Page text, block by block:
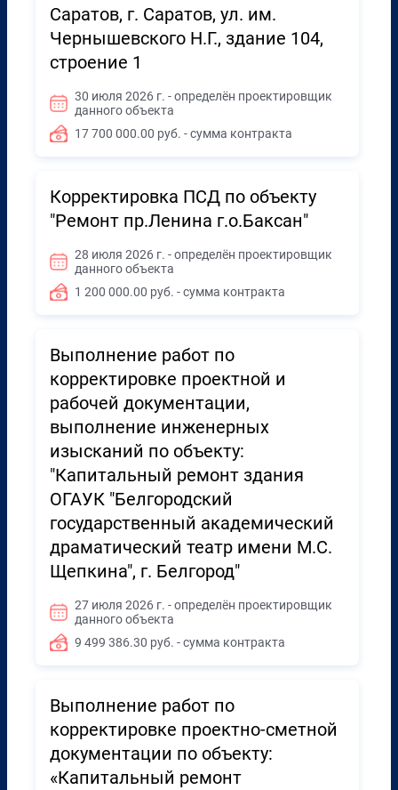
Саратов, г. Саратов, ул. им.
Чернышевского Н.Г., здание 104,
строение 1
30 июля 2026 г. - определён проектировщик
данного объекта
17 700 000.00 руб. - сумма контракта
Корректировка ПСД по объекту
"Ремонт пр.Ленина г.о.Баксан"
28 июля 2026 г. - определён проектировщик
данного объекта
1 200 000.00 руб. - сумма контракта
Выполнение работ по
корректировке проектной и
рабочей документации,
выполнение инженерных
изысканий по объекту:
"Капитальный ремонт здания
ОГАУК "Белгородский
государственный академический
драматический театр имени М.С.
Щепкина", г. Белгород"
27 июля 2026 г. - определён проектировщик
данного объекта
9 499 386.30 руб. - сумма контракта
Выполнение работ по
корректировке проектно-сметной
документации по объекту:
«Капитальный ремонт